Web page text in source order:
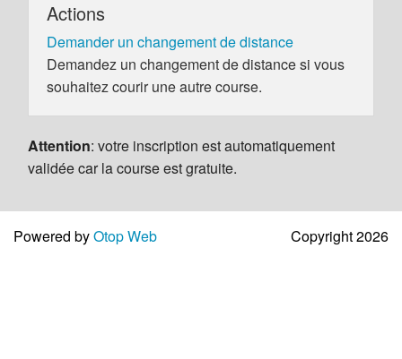
Actions
Demander un changement de distance
Demandez un changement de distance si vous
souhaitez courir une autre course.
Attention: votre inscription est automatiquement
validée car la course est gratuite.
Powered byOtop Web Copyright 2026